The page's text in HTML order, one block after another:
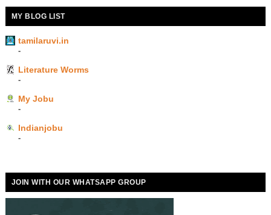
MY BLOG LIST
tamilaruvi.in
-
Literature Worms
-
My Jobu
-
Indianjobu
-
JOIN WITH OUR WHATSAPP GROUP